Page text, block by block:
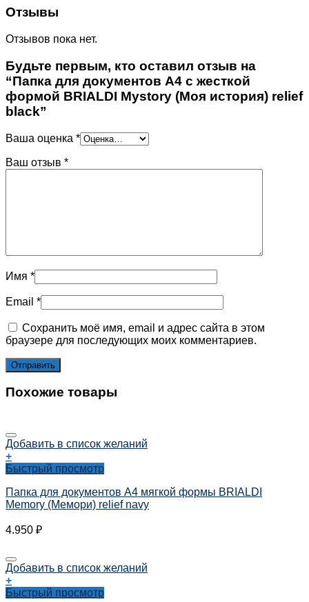
Отзывы
Отзывов пока нет.
Будьте первым, кто оставил отзыв на
“Папка для документов А4 с жесткой
формой BRIALDI Mystory (Моя история) relief
black”
Ваша оценка *
Ваш отзыв *
Имя *
Email *
Сохранить моё имя, email и адрес сайта в этом
браузере для последующих моих комментариев.
Похожие товары
Добавить в список желаний
+
Быстрый просмотр
Папка для документов А4 мягкой формы BRIALDI
Memory (Мемори) relief navy
4.950 ₽
Добавить в список желаний
+
Быстрый просмотр